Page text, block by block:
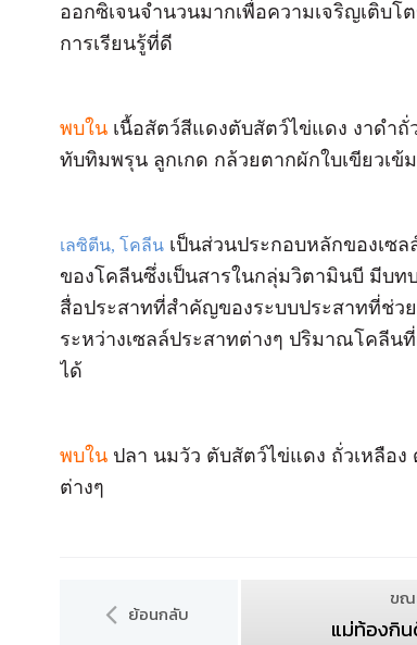
ออกซิเจนจำนวนมากเพื่อความเจริญเติบ
การเรียนรู้ที่ดี
พบใน เนื้อสัตว์สีแดงตับสัตว์ไข่แดง งาดำถั่
ทับทิมพรุน ลูกเกด กล้วยตากผักใบเขียวเ
เลซิตีน, โคลีน เป็นส่วนประกอบหลักของเซ
ของโคลีนซึ่งเป็นสารในกลุ่มวิตามินบี มีบท
สื่อประสาทที่สำคัญของระบบประสาทที่ช่ว
ระหว่างเซลล์ประสาทต่างๆ ปริมาณโคลีน
ได้
พบใน ปลา นมวัว ตับสัตว์ไข่แดง ถั่วเหลือ
ต่างๆ
ย้อนกลับ
ขณ
แม่ท้องกิน